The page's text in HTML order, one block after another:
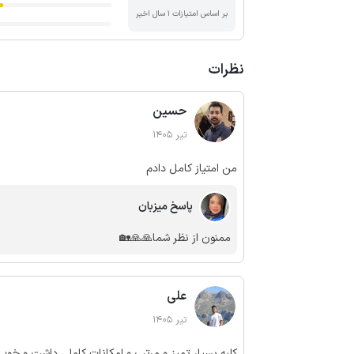
بر اساس امتیازات ۱ سال اخیر
نظرات
حسین
تیر 1405
من امتیاز کامل دادم
پاسخ میزبان
ممنون از نظر شما🙏🙏🏡
علی
تیر 1405